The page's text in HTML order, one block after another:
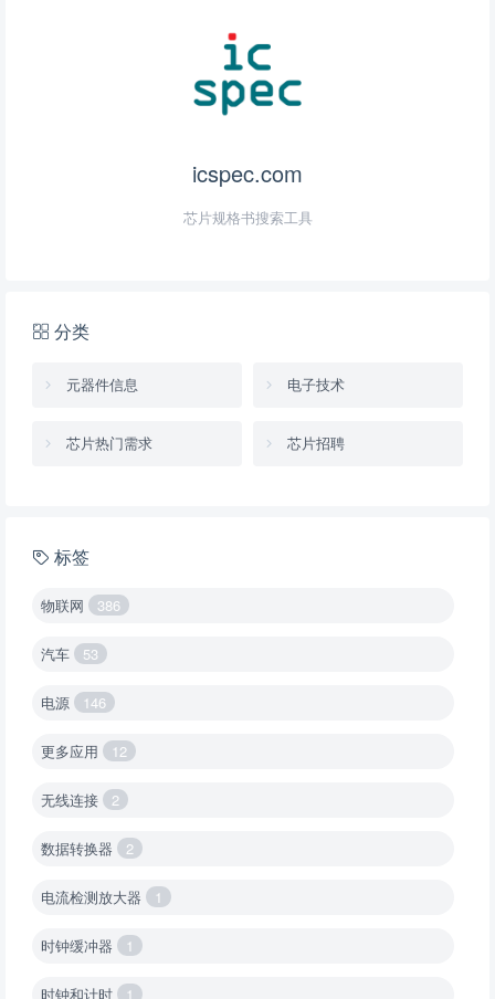
icspec.com
芯片规格书搜索工具
分类
元器件信息 电子技术
芯片热门需求 芯片招聘
标签
物联网 386
汽车 53
电源 146
更多应用 12
无线连接 2
数据转换器 2
电流检测放大器 1
时钟缓冲器 1
时钟和计时 1